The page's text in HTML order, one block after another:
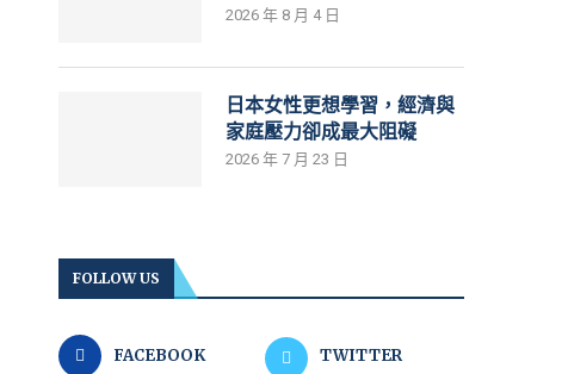
2026 年 8 月 4 日
日本女性更想學習，經濟與
家庭壓力卻成最大阻礙
2026 年 7 月 23 日
FOLLOW US
FACEBOOK TWITTER